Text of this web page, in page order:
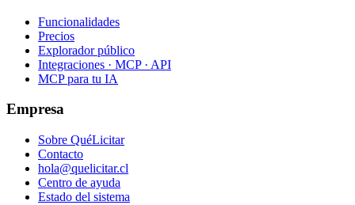
Funcionalidades
Precios
Explorador público
Integraciones · MCP · API
MCP para tu IA
Empresa
Sobre QuéLicitar
Contacto
hola@quelicitar.cl
Centro de ayuda
Estado del sistema